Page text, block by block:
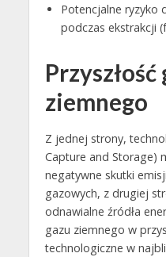
Potencjalne ryzyko
podczas ekstrakcji
Przyszłość
ziemnego
Z jednej strony,
Capture and Storage)
negatywne skutki
gazowych, z drugiej
odnawialne źródła
gazu ziemnego w
technologiczne w